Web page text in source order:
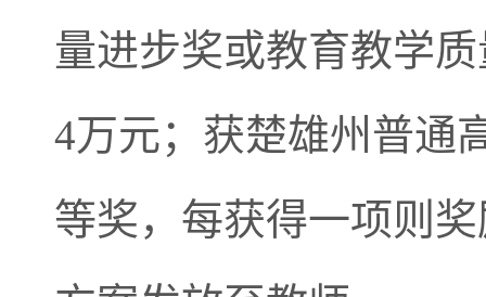
量进步奖或教育教学
4万元；获楚雄州普通
等奖，每获得一项则